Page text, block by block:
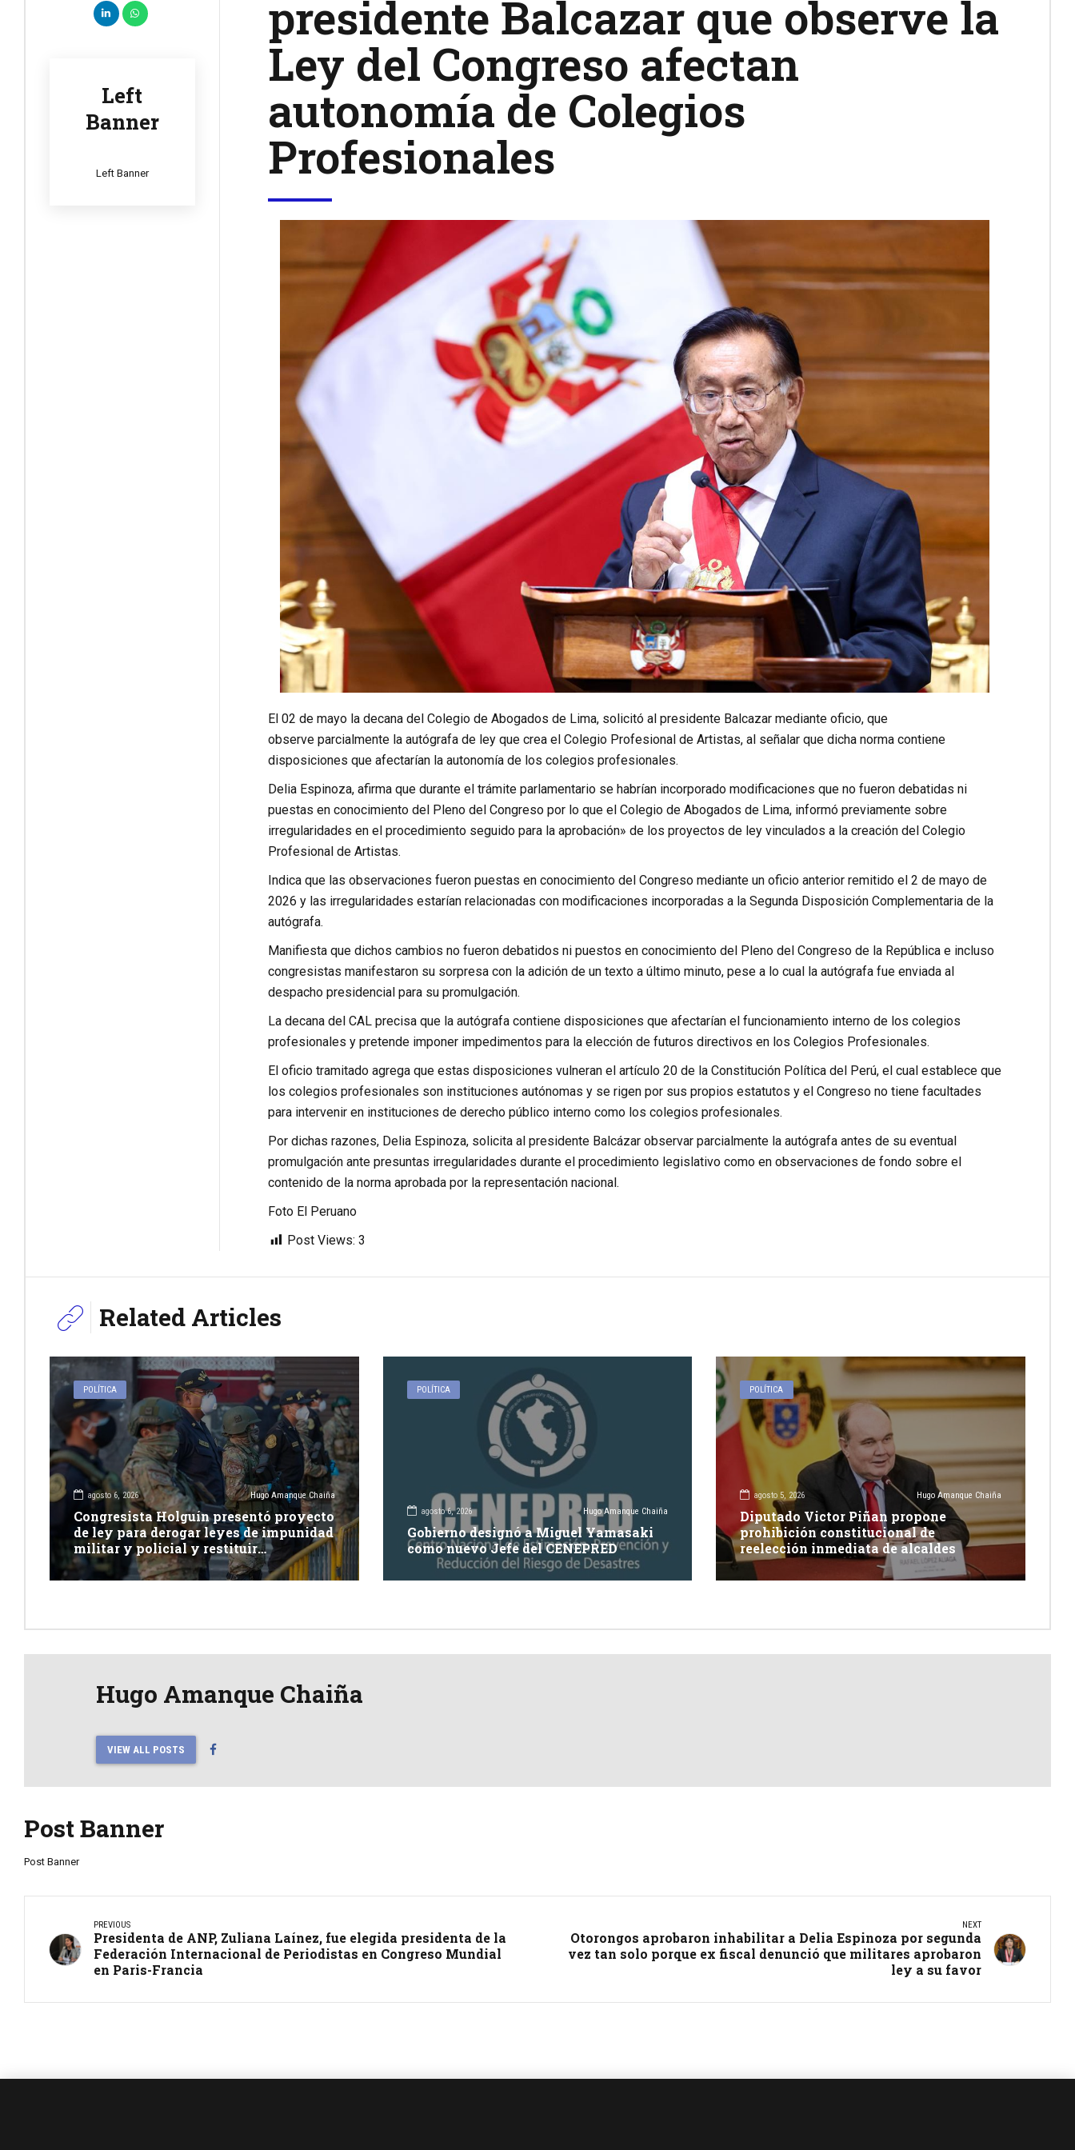
Left
Banner
Left Banner
presidente Balcazar que observe la
Ley del Congreso afectan
autonomía de Colegios
Profesionales
El 02 de mayo la decana del Colegio de Abogados de Lima, solicitó al presidente Balcazar mediante oficio, que
observe parcialmente la autógrafa de ley que crea el Colegio Profesional de Artistas, al señalar que dicha norma contiene
disposiciones que afectarían la autonomía de los colegios profesionales.
Delia Espinoza, afirma que durante el trámite parlamentario se habrían incorporado modificaciones que no fueron debatidas ni
puestas en conocimiento del Pleno del Congreso por lo que el Colegio de Abogados de Lima, informó previamente sobre
irregularidades en el procedimiento seguido para la aprobación» de los proyectos de ley vinculados a la creación del Colegio
Profesional de Artistas.
Indica que las observaciones fueron puestas en conocimiento del Congreso mediante un oficio anterior remitido el 2 de mayo de
2026 y las irregularidades estarían relacionadas con modificaciones incorporadas a la Segunda Disposición Complementaria de la
autógrafa.
Manifiesta que dichos cambios no fueron debatidos ni puestos en conocimiento del Pleno del Congreso de la República e incluso
congresistas manifestaron su sorpresa con la adición de un texto a último minuto, pese a lo cual la autógrafa fue enviada al
despacho presidencial para su promulgación.
La decana del CAL precisa que la autógrafa contiene disposiciones que afectarían el funcionamiento interno de los colegios
profesionales y pretende imponer impedimentos para la elección de futuros directivos en los Colegios Profesionales.
El oficio tramitado agrega que estas disposiciones vulneran el artículo 20 de la Constitución Política del Perú, el cual establece que
los colegios profesionales son instituciones autónomas y se rigen por sus propios estatutos y el Congreso no tiene facultades
para intervenir en instituciones de derecho público interno como los colegios profesionales.
Por dichas razones, Delia Espinoza, solicita al presidente Balcázar observar parcialmente la autógrafa antes de su eventual
promulgación ante presuntas irregularidades durante el procedimiento legislativo como en observaciones de fondo sobre el
contenido de la norma aprobada por la representación nacional.
Foto El Peruano
Post Views: 3
Related Articles
POLÍTICA
agosto 6, 2026 Hugo Amanque Chaiña
Congresista Holguín presentó proyecto
de ley para derogar leyes de impunidad
militar y policial y restituir
competencia de justicia ordinaria
POLÍTICA
agosto 6, 2026 Hugo Amanque Chaiña
Gobierno designó a Miguel Yamasaki
como nuevo Jefe del CENEPRED
POLÍTICA
agosto 5, 2026 Hugo Amanque Chaiña
Diputado Victor Piñan propone
prohibición constitucional de
reelección inmediata de alcaldes
Hugo Amanque Chaiña
VIEW ALL POSTS
Post Banner
Post Banner
PREVIOUS
Presidenta de ANP, Zuliana Laínez, fue elegida presidenta de la
Federación Internacional de Periodistas en Congreso Mundial
en Paris-Francia
NEXT
Otorongos aprobaron inhabilitar a Delia Espinoza por segunda
vez tan solo porque ex fiscal denunció que militares aprobaron
ley a su favor